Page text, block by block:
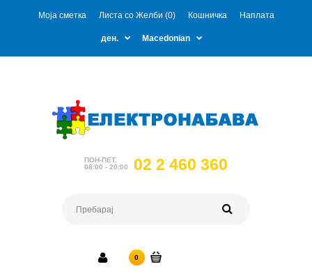
Моја сметка Листа со Желби (0) Кошничка Наплата
ден. Macedonian
ПОН-ПЕТ.
08:00 - 20:00
02 2 460 360
0